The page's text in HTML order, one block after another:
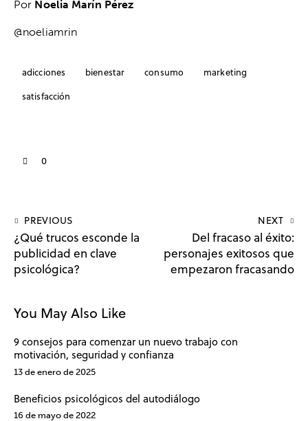
Por Noelia Marín Pérez
@noeliamrin
adicciones bienestar consumo
marketing
satisfacción
0
PREVIOUS
¿Qué trucos esconde la
publicidad en clave
psicológica?
NEXT
Del fracaso al éxito:
personajes exitosos que
empezaron fracasando
You May Also Like
9 consejos para comenzar un nuevo trabajo con
motivación, seguridad y confianza
13 de enero de 2025
Beneficios psicológicos del autodiálogo
16 de mayo de 2022